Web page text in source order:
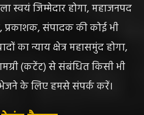
स्वयं जिम्मेदार होगा, महाजनपद
प्रकाशक, संपादक की कोई भी
का न्याय क्षेत्र महासमुंद होगा,
(कटेंट) से संबंधित किसी भी
के लिए हमसे संपर्क करें।